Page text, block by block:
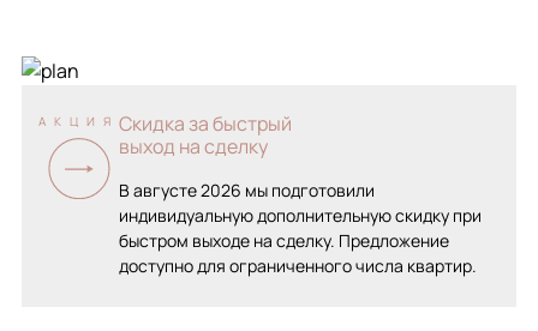
АКЦИЯ Скидка за быстрый
выход на сделку
В августе 2026 мы подготовили
индивидуальную дополнительную скидку при
быстром выходе на сделку. Предложение
доступно для ограниченного числа квартир.